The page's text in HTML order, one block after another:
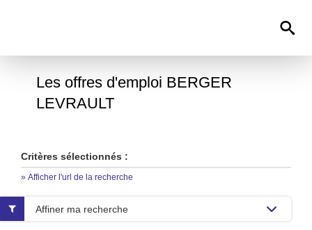
Les offres d'emploi BERGER
LEVRAULT
Critères sélectionnés :
» Afficher l'url de la recherche
Affiner ma recherche